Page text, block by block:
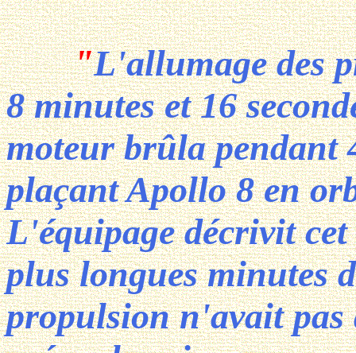
"L'allumage des
8 minutes et 16
moteur brûla pendant
plaçant Apollo 8 en
L'équipage décrivit
plus longues minutes
propulsion n'avait pas